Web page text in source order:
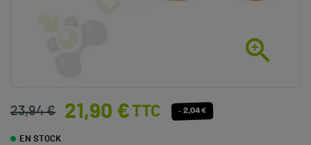

23,94 € 21,90 €TTC - 2,04 €
EN STOCK